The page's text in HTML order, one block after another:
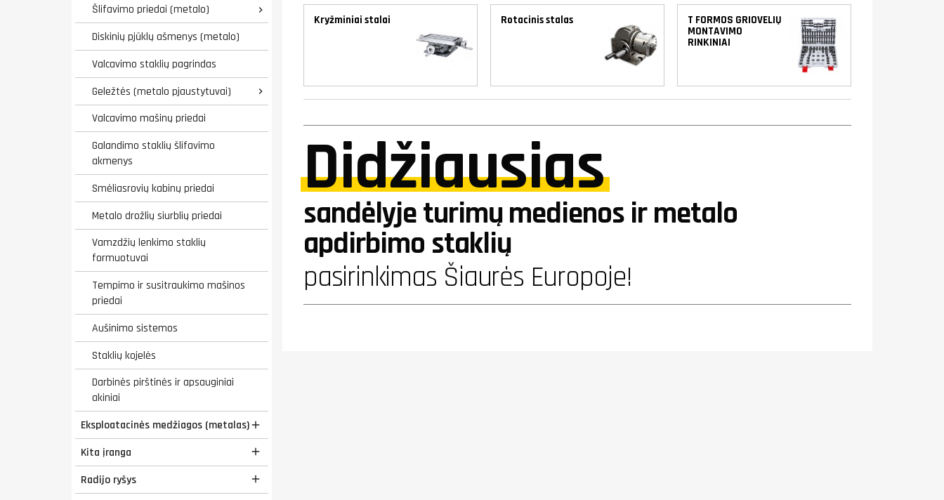
Šlifavimo priedai (metalo) 
Diskinių pjūklų ašmenys (metalo)
Valcavimo staklių pagrindas
Geležtės (metalo pjaustytuvai)

Valcavimo mašinų priedai
Galandimo staklių šlifavimo
akmenys
Smėliasrovių kabinų priedai
Metalo drožlių siurblių priedai
Vamzdžių lenkimo staklių
formuotuvai
Tempimo ir susitraukimo mašinos
priedai
Aušinimo sistemos
Staklių kojelės
Darbinės pirštinės ir apsauginiai
akiniai
Eksploatacinės medžiagos (metalas)
Kita įranga 
Radijo ryšys 
Kryžminiai stalai Rotacinis stalas
T FORMOS GRIOVELIŲ
MONTAVIMO
RINKINIAI
Didžiausias
sandėlyje turimų medienos ir metalo
apdirbimo staklių
pasirinkimas Šiaurės Europoje!